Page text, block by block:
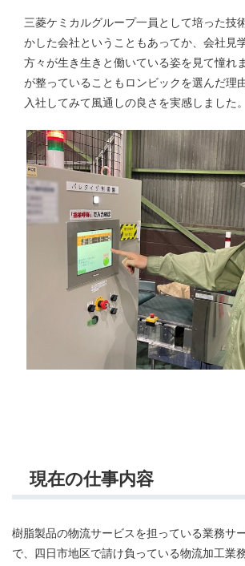
三菱ケミカルグループ一員として培った技
かした会社ということもあってか、会社見
方々が生き生きと働いている姿を見て憧れ
が整っていることもロンビックを選んだ理
入社してみて風通しの良さを実感しました。
現在の仕事内容
樹脂製品の物流サービスを担っている業務サ
で、四日市地区で請け負っている物流加工業